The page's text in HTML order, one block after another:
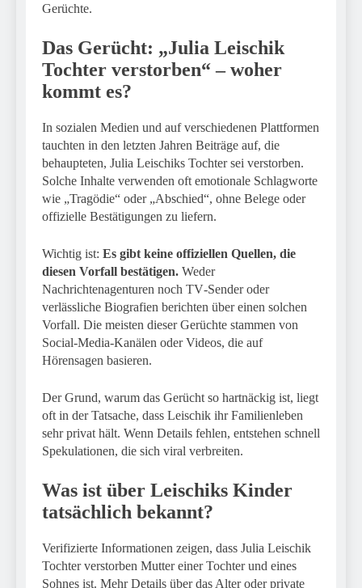
Gerüchte.
Das Gerücht: „Julia Leischik
Tochter verstorben“ – woher
kommt es?
In sozialen Medien und auf verschiedenen Plattformen
tauchten in den letzten Jahren Beiträge auf, die
behaupteten, Julia Leischiks Tochter sei verstorben.
Solche Inhalte verwenden oft emotionale Schlagworte
wie „Tragödie“ oder „Abschied“, ohne Belege oder
offizielle Bestätigungen zu liefern.
Wichtig ist: Es gibt keine offiziellen Quellen, die
diesen Vorfall bestätigen. Weder
Nachrichtenagenturen noch TV‑Sender oder
verlässliche Biografien berichten über einen solchen
Vorfall. Die meisten dieser Gerüchte stammen von
Social‑Media-Kanälen oder Videos, die auf
Hörensagen basieren.
Der Grund, warum das Gerücht so hartnäckig ist, liegt
oft in der Tatsache, dass Leischik ihr Familienleben
sehr privat hält. Wenn Details fehlen, entstehen schnell
Spekulationen, die sich viral verbreiten.
Was ist über Leischiks Kinder
tatsächlich bekannt?
Verifizierte Informationen zeigen, dass Julia Leischik
Tochter verstorben Mutter einer Tochter und eines
Sohnes ist. Mehr Details über das Alter oder private